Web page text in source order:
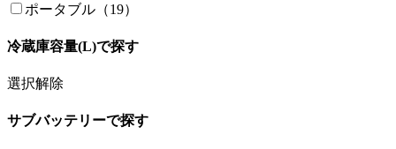
Van Revo（19）
VANTECH（15）
WAGON-LIT（1）
WINNEBAGO（5）
ポータブル（19）
冷蔵庫容量(L)で探す
選択解除
サブバッテリーで探す